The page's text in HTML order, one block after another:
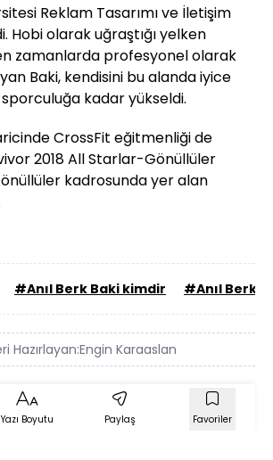
Reklam Tasarımı ve İletişim
Hobi olarak uğraştığı yelken
zamanlarda profesyonel olarak
Baki, kendisini bu alanda iyice
kadar yükseldi.
CrossFit eğitmenliği de
2018 All Starlar-Gönüllüler
kadrosunda yer alan
#Anıl Berk Baki kimdir #Anıl Berk
Hazırlayan:Engin Karaaslan
Yazı Boyutu Paylaş Favoriler